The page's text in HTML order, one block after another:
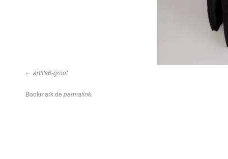
artfits6-groot
Bookmark de permalink.